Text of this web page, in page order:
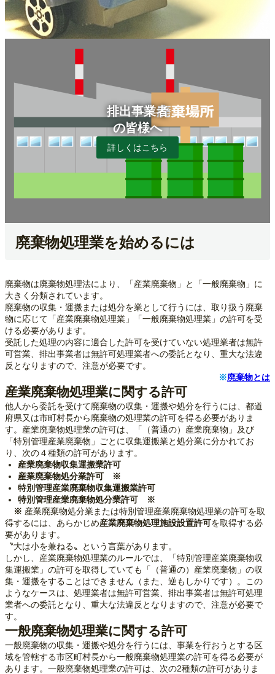
排出事業者
の皆様へ
詳しくはこちら
廃棄物処理業を始めるには
廃棄物は廃棄物処理法により、「産業廃棄物」と「一般廃棄物」に
大きく分類されています。
廃棄物の収集・運搬または処分を業として行うには、取り扱う廃棄
物に応じて「産業廃棄物処理業」「一般廃棄物処理業」の許可を受
ける必要があります。
受託した処理の内容に適合した許可を受けていない処理業者は無許
可営業、排出事業者は無許可処理業者への委託となり、重大な法違
反となりますので、注意が必要です。
※廃棄物とは
産業廃棄物処理業に関する許可
他人から委託を受けて廃棄物の収集・運搬や処分を行うには、都道
府県又は市町村長から廃棄物の処理業の許可を得る必要がありま
す。産業廃棄物処理業の許可は、「（普通の）産業廃棄物」及び
「特別管理産業廃棄物」ごとに収集運搬業と処分業に分かれてお
り、次の４種類の許可があります。
産業廃棄物収集運搬業許可
産業廃棄物処分業許可
※
特別管理産業廃棄物収集運搬業許可
特別管理産業廃棄物処分業許可 ※
※ 産業廃棄物処分業または特別管理産業廃棄物処理業の許可を取
得するには、あらかじめ産業廃棄物処理施設設置許可を取得する必
要があります。
〝大は小を兼ねる〟という言葉があります。
しかし、産業廃棄物処理業のルールでは、「特別管理産業廃棄物収
集運搬業」の許可を取得していても「（普通の）産業廃棄物」の収
集・運搬をすることはできません（また、逆もしかりです）。この
ようなケースは、処理業者は無許可営業、排出事業者は無許可処理
業者への委託となり、重大な法違反となりますので、注意が必要で
す。
一般廃棄物処理業に関する許可
一般廃棄物の収集・運搬や処分を行うには、事業を行おうとする区
域を管轄する市区町村長から一般廃棄物処理業の許可を得る必要が
あります。一般廃棄物処理業の許可は、次の2種類の許可がありま